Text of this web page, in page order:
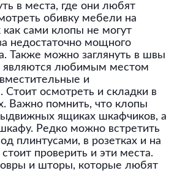
в места, где они любят
обивку мебели на
как сами клопы не могут
недостаточно мощного
Также можно заглянуть в швы
являются любимым местом
и
Стоит осмотреть и складки в
Важно помнить, что клопы
ящиках шкафчиков, а
Редко можно встретить
плинтусами, в розетках и на
проверить и эти места.
и шторы, которые любят